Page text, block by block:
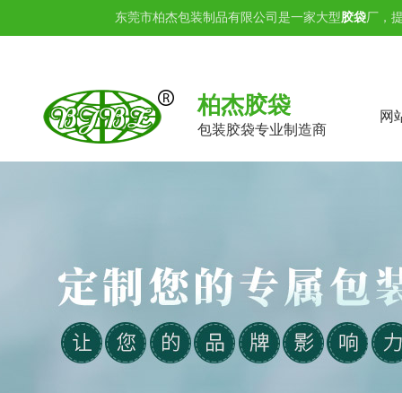
东莞市柏杰包装制品有限公司是一家大型胶袋厂，
柏杰胶袋
包装胶袋专业制造商
网